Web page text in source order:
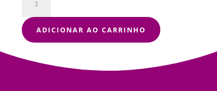
para
Timidez
Excessiva
quantidade
ADICIONAR AO CARRINHO